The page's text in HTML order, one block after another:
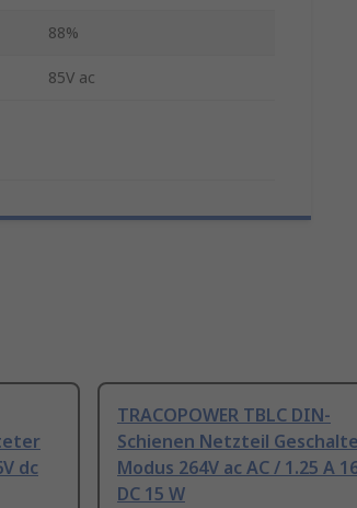
88%
85V ac
dc
TRACOPOWER TBLC DIN-
Schienen Netzteil
Modus 264V ac AC / 1.25 A
DC 15 W